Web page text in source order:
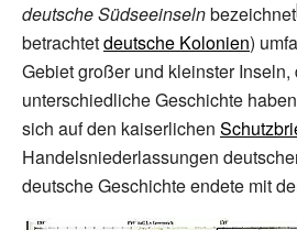
deutsche Südseeinselnbezeichnet
betrachtetdeutsche Kolonien)
Gebiet großer und kleinster Inseln,
unterschiedliche Geschichte
sich auf den kaiserlichen
Handelsniederlassungen
deutsche Geschichte endete mit